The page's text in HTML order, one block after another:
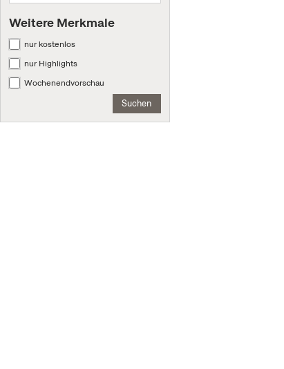
Weitere Merkmale
nur kostenlos
nur Highlights
Wochenendvorschau
Suchen